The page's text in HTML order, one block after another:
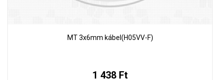
MT 3x6mm kábel(H05VV-F)
1 438 Ft